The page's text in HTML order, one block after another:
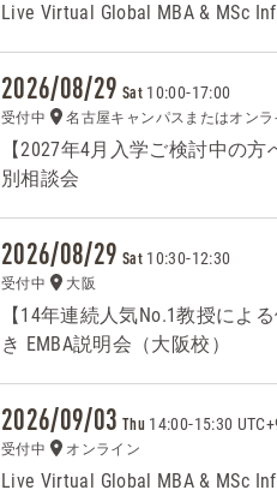
Live Virtual Global MBA & MSc
2026/08/29 Sat 10:00-17:00
受付中 名古屋キャンパスまたはオンラ
【2027年4月入学ご検討中の
別相談会
2026/08/29 Sat 10:30-12:30
受付中 大阪
【14年連続人気No.1教授によ
き EMBA説明会（大阪校）
2026/09/03 Thu 14:00-15:30
受付中 オンライン
Live Virtual Global MBA & MSc